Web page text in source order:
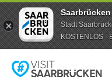
Stadt
KOSTENLOS -